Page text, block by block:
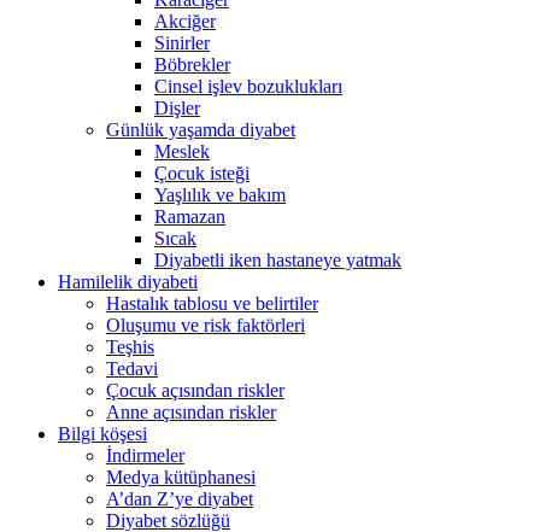
Akciğer
Sinirler
Böbrekler
Cinsel işlev bozuklukları
Dişler
Günlük yaşamda diyabet
Meslek
Çocuk isteği
Yaşlılık ve bakım
Ramazan
Sıcak
Diyabetli iken hastaneye yatmak
Hamilelik diyabeti
Hastalık tablosu ve belirtiler
Oluşumu ve risk faktörleri
Teşhis
Tedavi
Çocuk açısından riskler
Anne açısından riskler
Bilgi köşesi
İndirmeler
Medya kütüphanesi
A’dan Z’ye diyabet
Diyabet sözlüğü